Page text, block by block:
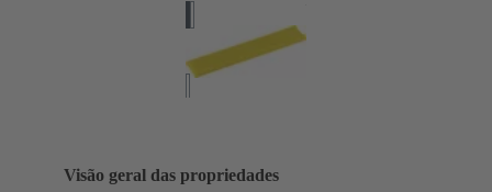
Visão geral das propriedades